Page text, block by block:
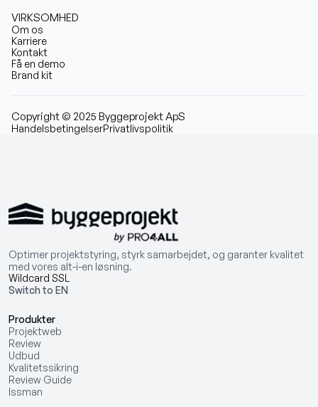
VIRKSOMHED
Om os
Karriere
Kontakt
Få en demo
Brand kit
Copyright © 2025 Byggeprojekt ApS
HandelsbetingelserPrivatlivspolitik
Optimer projektstyring, styrk samarbejdet, og garanter kvalitet
med vores alt-i-en løsning.
Wildcard SSL
Switch to EN
Produkter
Projektweb
Review
Udbud
Kvalitetssikring
Review Guide
Issman